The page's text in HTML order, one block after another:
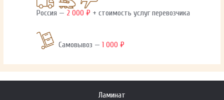
Россия — 2 000 ₽ + стоимость услуг перевозчика
Самовывоз —1 000 ₽
Ламинат